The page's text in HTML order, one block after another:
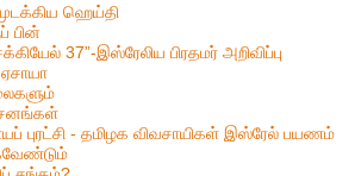
ஹெய்தி
பின்
37”-இஸ்ரேலிய பிரதமர் அறிவிப்பு
புரட்சி - தமிழக விவசாயிகள் இஸ்ரேல் பயணம்